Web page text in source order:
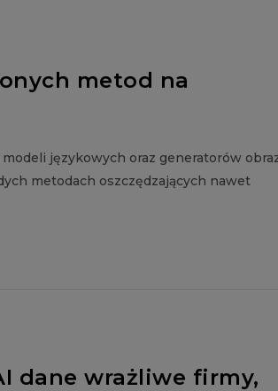
metod na
językowych oraz generatorów
metodach oszczędzających nawet
dane wrażliwe firmy,